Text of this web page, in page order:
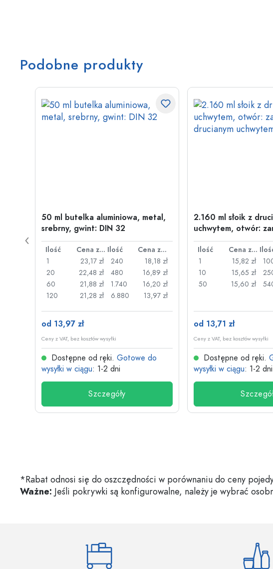
Podobne produkty
50 ml butelka aluminiowa, metal,
srebrny, gwint: DIN 32
Ilość Cena za sztukę Ilość
Cena za sztukę
1
23,17 zł
20
22,48 zł
60
21,88 zł
120
21,28 zł
240
18,18 zł
480
16,89 zł
1.740
16,20 zł
6.880
13,97 zł
od 13,97 zł
Ceny z VAT, bez kosztów wysyłki
Dostępne od ręki. Gotowe do
wysyłki w ciągu: 1-2 dni
Szczegóły
2.160 ml słoik z
uchwytem, otwór:
drucianym uchwytem
Ilość Cena za sztukę
1
15,82 zł
10
15,65 zł
50
15,60 zł
od 13,71 zł
Ceny z VAT, bez kosztów wysyłki
Dostępne od ręki.
wysyłki w ciągu: 1-2 dni
*Rabat odnosi się do oszczędności w porównaniu do ceny
Ważne: Jeśli pokrywki są konfigurowalne, należy je wybrać